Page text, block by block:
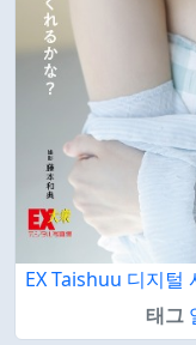
EX Taishuu 디지털
태그